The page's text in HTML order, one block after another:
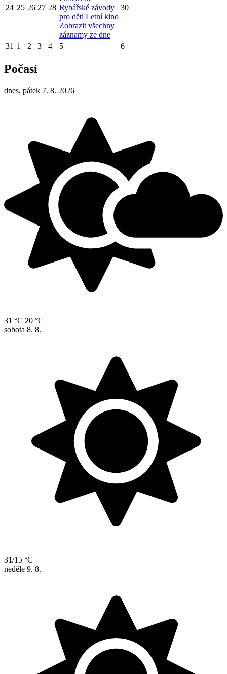
24 25 26 27 28 Rybářské závody
pro děti Letní kino
Zobrazit všechny
záznamy ze dne
30
31 1 2 3 4 5 6
Počasí
dnes, pátek 7. 8. 2026
31 °C 20 °C
sobota 8. 8.
31/15 °C
neděle 9. 8.